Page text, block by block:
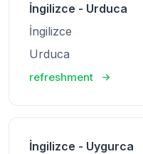
İngilizce - Urduca
İngilizce
Urduca
refreshment
İngilizce - Uygurca